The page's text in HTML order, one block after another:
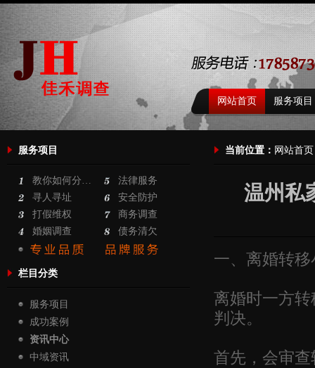
网站首页 服务项目
服务项目
教你如何分…
法律服务
寻人寻址
安全防护
打假维权
商务调查
婚姻调查
债务清欠
栏目分类
服务项目
成功案例
资讯中心
中域资讯
当前位置： 网站首页
温州私
一、离婚转
离婚时一方
判决。
首先，会审